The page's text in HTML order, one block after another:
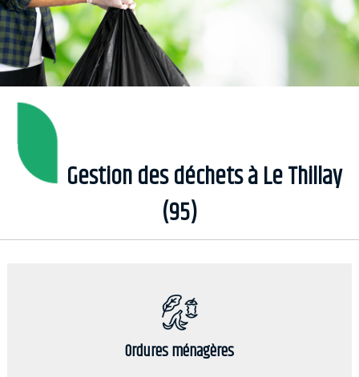
Gestion des déchets à Le Thillay
(95)
Ordures ménagères